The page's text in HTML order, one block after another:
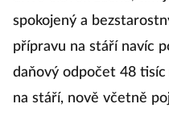
spokojený a
přípravu na stáří navíc
daňový odpočet 48
na stáří, nově včetně